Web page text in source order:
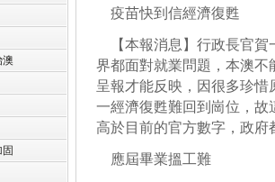
疫苗快到信經濟復甦
【本報消息】行政長官賀
界都面對就業問題，本澳
呈報才能反映，因很多珍
一經濟復甦難回到崗位，
高於目前的官方數字，政府
應屆畢業搵工難